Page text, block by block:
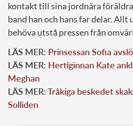
kontakt till sina jordnära
band han och hans far delar. Allt
behöva utstå pressen från
LÄS MER: Prinsessan Sofia
LÄS MER: Hertiginnan Kate
Meghan
LÄS MER:Tråkiga beskedet
Solliden